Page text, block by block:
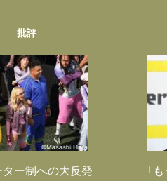
批評
ー制への大反発
｢